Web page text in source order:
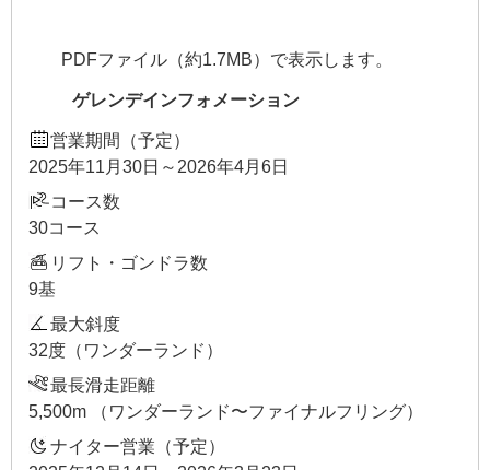
PDFファイル（約1.7MB）で表示します。
ゲレンデインフォメーション
営業期間（予定）
2025年11月30日～2026年4月6日
コース数
30コース
リフト・ゴンドラ数
9基
最大斜度
32度（ワンダーランド）
最長滑走距離
5,500m （ワンダーランド〜ファイナルフリング）
ナイター営業（予定）